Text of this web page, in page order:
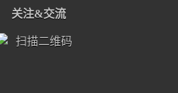
关注&交流